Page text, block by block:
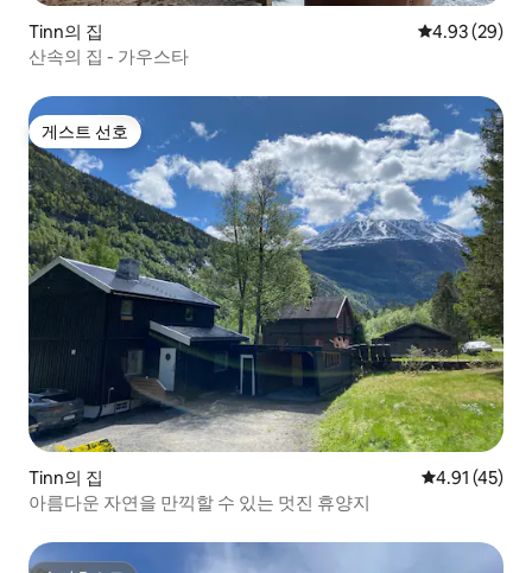
Tinn의 집 평점 4.93점(5
4.93 (29)
산속의 집 - 가우스타
게스트 선호
게스트 선호
Tinn의 집 평점 4.91점
4.91 (45)
아름다운 자연을 만끽할 수 있는 멋진 휴양지